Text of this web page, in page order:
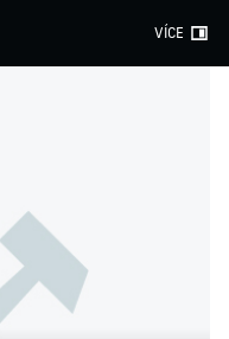
VÍCE